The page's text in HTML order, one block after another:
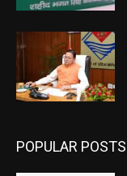
POPULAR POSTS